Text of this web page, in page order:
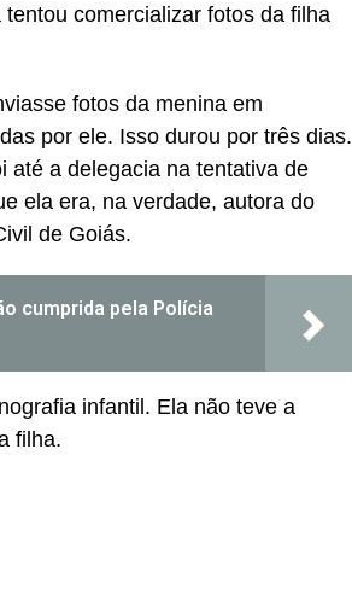
comercializar fotos da filha
fotos da menina em
por ele. Isso durou por três dias.
até a delegacia na tentativa de
ela era, na verdade, autora do
de Goiás.
cumprida pela Polícia
infantil. Ela não teve a
filha.